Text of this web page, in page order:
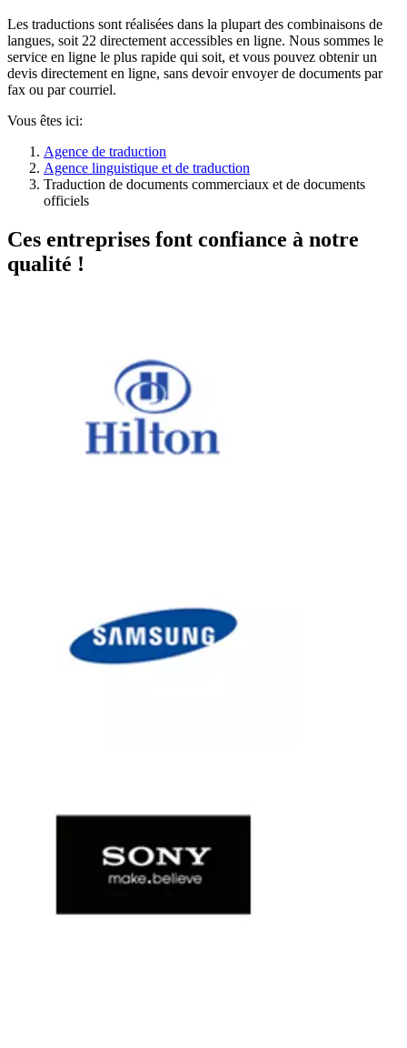
Les traductions sont réalisées dans la plupart des combinaisons de
langues, soit 22 directement accessibles en ligne. Nous sommes le
service en ligne le plus rapide qui soit, et vous pouvez obtenir un
devis directement en ligne, sans devoir envoyer de documents par
fax ou par courriel.
Vous êtes ici:
Agence de traduction
Agence linguistique et de traduction
Traduction de documents commerciaux et de documents
officiels
Ces entreprises font confiance à notre
qualité !